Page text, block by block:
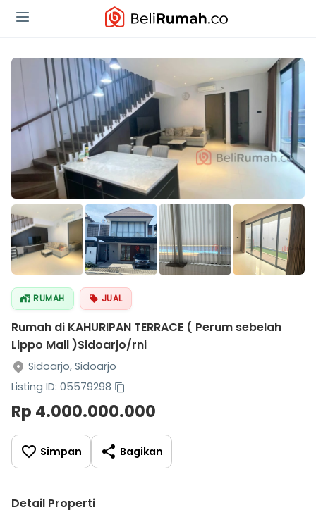
RUMAH JUAL
Rumah di KAHURIPAN TERRACE ( Perum sebelah
Lippo Mall )Sidoarjo/rni
Sidoarjo, Sidoarjo
Listing ID: 05579298
Rp 4.000.000.000
Simpan Bagikan
Detail Properti